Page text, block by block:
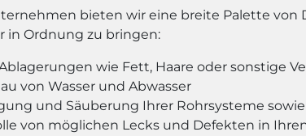
bieten wir eine breite Palette
in Ordnung zu bringen:
wie Fett, Haare oder sonstige
von Wasser und Abwasser
und Säuberung Ihrer Rohrsysteme
von möglichen Lecks und Defekten in